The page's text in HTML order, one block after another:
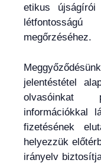
etikus újságírói
megőrzéséhez.
jelentéstétel
olvasóinkat
információkkal
fizetésének
helyezzük
irányelv